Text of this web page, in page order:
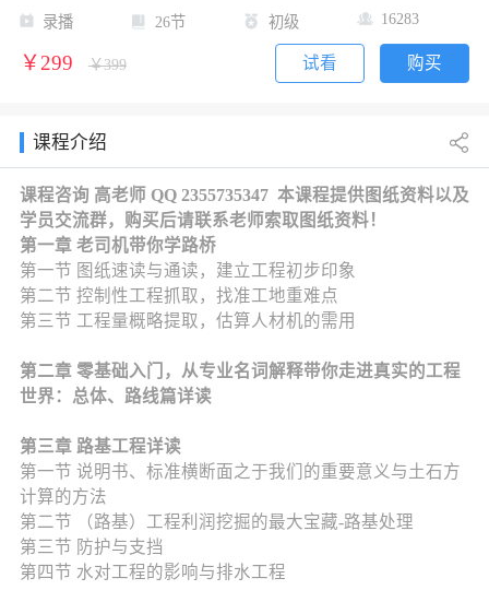
录播 26节 初级 16283
￥299 ￥399 购买
试看
课程介绍
课程咨询 高老师 QQ 2355735347 本课程提供图纸资料以及
学员交流群，购买后请联系老师索取图纸资料！
第一章 老司机带你学路桥
第一节 图纸速读与通读，建立工程初步印象
第二节 控制性工程抓取，找准工地重难点
第三节 工程量概略提取，估算人材机的需用
第二章 零基础入门，从专业名词解释带你走进真实的工程
世界：总体、路线篇详读
第三章 路基工程详读
第一节 说明书、标准横断面之于我们的重要意义与土石方
计算的方法
第二节 （路基）工程利润挖掘的最大宝藏-路基处理
第三节 防护与支挡
第四节 水对工程的影响与排水工程